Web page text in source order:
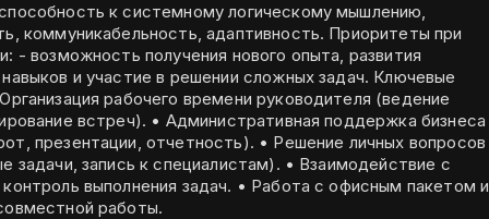
к системному логическому мышлению,
адаптивность. Приоритеты при
- возможность получения нового опыта, развития
и участие в решении сложных задач. Ключевые
рабочего времени руководителя (ведение
встреч). • Административная поддержка бизнеса
презентации, отчетность). • Решение личных вопросов
задачи, запись к специалистам). • Взаимодействие с
выполнения задач. • Работа с офисным пакетом и
работы.